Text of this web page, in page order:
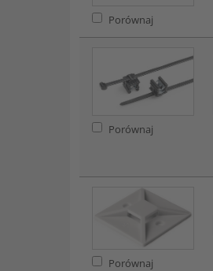
Porównaj
Porównaj
Porównaj